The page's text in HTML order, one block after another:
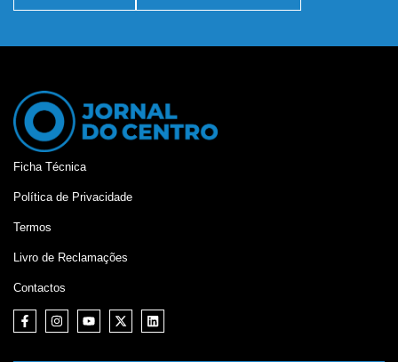
Ficha Técnica
Política de Privacidade
Termos
Livro de Reclamações
Contactos